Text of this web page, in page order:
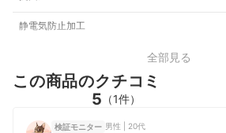
静電気防止加工
全部見る
この商品のクチコミ
5 （1件）
検証モニター 男性 | 20代